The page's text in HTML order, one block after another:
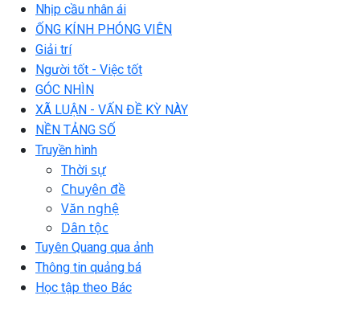
Nhịp cầu nhân ái
ỐNG KÍNH PHÓNG VIÊN
Giải trí
Người tốt - Việc tốt
GÓC NHÌN
XÃ LUẬN - VẤN ĐỀ KỲ NÀY
NỀN TẢNG SỐ
Truyền hình
Thời sự
Chuyên đề
Văn nghệ
Dân tộc
Tuyên Quang qua ảnh
Thông tin quảng bá
Học tập theo Bác